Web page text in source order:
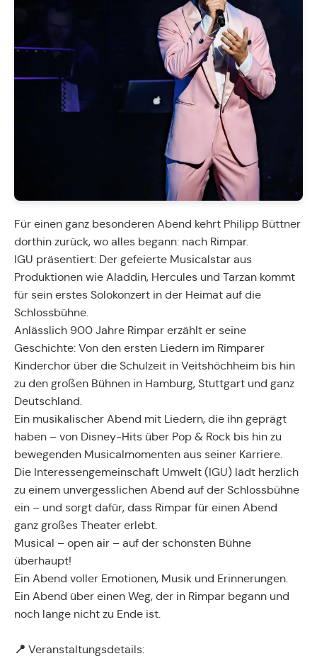
Für einen ganz besonderen Abend kehrt Philipp Büttner
dorthin zurück, wo alles begann: nach Rimpar.
IGU präsentiert: Der gefeierte Musicalstar aus
Produktionen wie Aladdin, Hercules und Tarzan kommt
für sein erstes Solokonzert in der Heimat auf die
Schlossbühne.
Anlässlich 900 Jahre Rimpar erzählt er seine
Geschichte: Von den ersten Liedern im Rimparer
Kinderchor über die Schulzeit in Veitshöchheim bis hin
zu den großen Bühnen in Hamburg, Stuttgart und ganz
Deutschland.
Ein musikalischer Abend mit Liedern, die ihn geprägt
haben – von Disney-Hits über Pop & Rock bis hin zu
bewegenden Musicalmomenten aus seiner Karriere.
Die Interessengemeinschaft Umwelt (IGU) lädt herzlich
zu einem unvergesslichen Abend auf der Schlossbühne
ein – und sorgt dafür, dass Rimpar für einen Abend
ganz großes Theater erlebt.
Musical – open air – auf der schönsten Bühne
überhaupt!
Ein Abend voller Emotionen, Musik und Erinnerungen.
Ein Abend über einen Weg, der in Rimpar begann und
noch lange nicht zu Ende ist.
📍 Veranstaltungsdetails: